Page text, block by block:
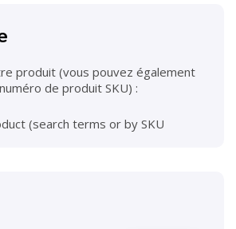
produit (vous pouvez également
de produit SKU) :
(search terms or by SKU